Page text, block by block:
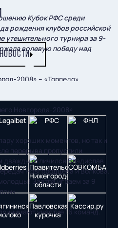
Кубок РФС среди
рождения клубов российской
утешительного турнира за 9-
волевую победу над
2008» – «Торпедо»
Новгорода-2008»
хороших моментов, но так и
перерыва пропустили
дважды отличился Владислав
Новгородцева и Волкова.
Завтра играем за 9
участие 16 команд.